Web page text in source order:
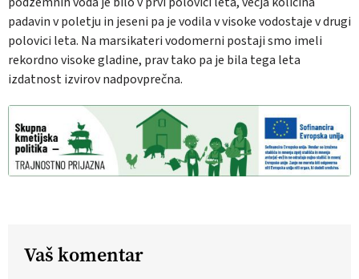
padavin v poletju in jeseni pa je vodila v visoke vodostaje v drugi
polovici leta. Na marsikateri vodomerni postaji smo imeli
rekordno visoke gladine, prav tako pa je bila tega leta
izdatnost izvirov nadpovprečna.
Vaš komentar